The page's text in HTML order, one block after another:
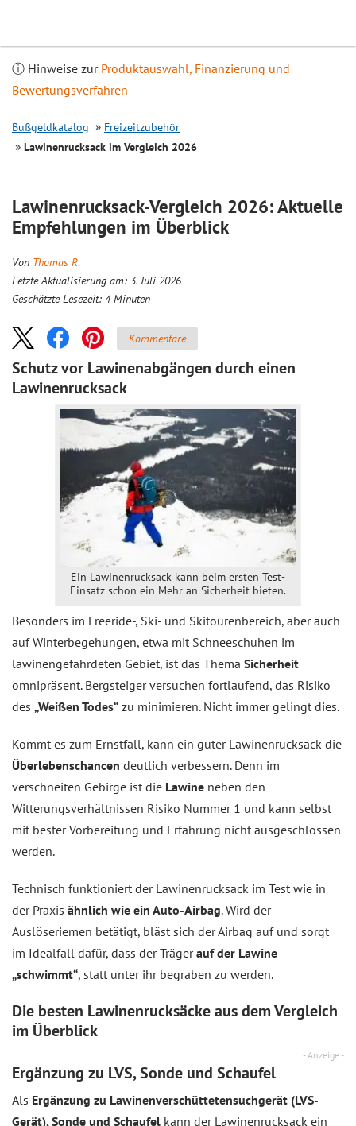
ⓘ Hinweise zur Produktauswahl, Finanzierung und
Bewertungsverfahren
Bußgeldkatalog
Freizeitzubehör
Lawinenrucksack im Vergleich 2026
Lawinenrucksack-Vergleich 2026: Aktuelle
Empfehlungen im Überblick
Von Thomas R.
Letzte Aktualisierung am: 3. Juli 2026
Geschätzte Lesezeit: 4 Minuten
Kommentare
Schutz vor Lawinenabgängen durch einen
Lawinenrucksack
Ein Lawinenrucksack kann beim ersten Test-
Einsatz schon ein Mehr an Sicherheit bieten.
Besonders im Freeride-, Ski- und Skitourenbereich, aber auch
auf Winterbegehungen, etwa mit Schneeschuhen im
lawinengefährdeten Gebiet, ist das Thema Sicherheit
omnipräsent. Bergsteiger versuchen fortlaufend, das Risiko
des „Weißen Todes“ zu minimieren. Nicht immer gelingt dies.
Kommt es zum Ernstfall, kann ein guter Lawinenrucksack die
Überlebenschancen deutlich verbessern. Denn im
verschneiten Gebirge ist die Lawine neben den
Witterungsverhältnissen Risiko Nummer 1 und kann selbst
mit bester Vorbereitung und Erfahrung nicht ausgeschlossen
werden.
Technisch funktioniert der Lawinenrucksack im Test wie in
der Praxis ähnlich wie ein Auto-Airbag. Wird der
Auslöseriemen betätigt, bläst sich der Airbag auf und sorgt
im Idealfall dafür, dass der Trägerauf der Lawine
„schwimmt“, statt unter ihr begraben zu werden.
Die besten Lawinenrucksäcke aus demVergleich
im Überblick
- Anzeige -
Ergänzung zu LVS, Sonde und Schaufel
Als Ergänzung zu Lawinenverschüttetensuchgerät (LVS-
Gerät), Sonde und Schaufel kann der Lawinenrucksack ein